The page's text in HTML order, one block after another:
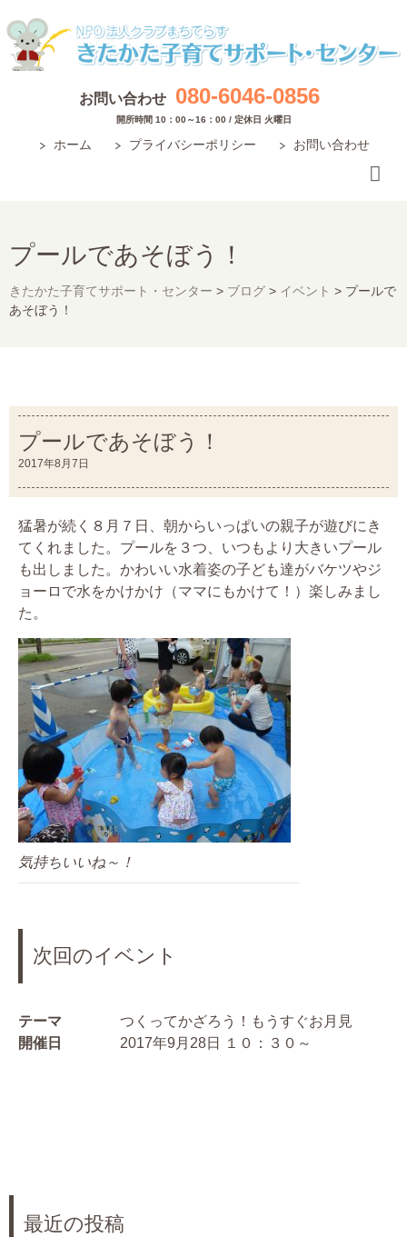
お問い合わせ 080-6046-0856
開所時間 10：00～16：00 / 定休日 火曜日
ホーム プライバシーポリシー お問い合わせ
プールであそぼう！
きたかた子育てサポート・センター > ブログ > イベント > プールで
あそぼう！
プールであそぼう！
2017年8月7日
猛暑が続く８月７日、朝からいっぱいの親子が遊びにき
てくれました。プールを３つ、いつもより大きいプール
も出しました。かわいい水着姿の子ども達がバケツやジ
ョーロで水をかけかけ（ママにもかけて！）楽しみまし
た。
気持ちいいね～！
次回のイベント
テーマ
つくってかざろう！もうすぐお月見
開催日
2017年9月28日 １０：３０～
最近の投稿